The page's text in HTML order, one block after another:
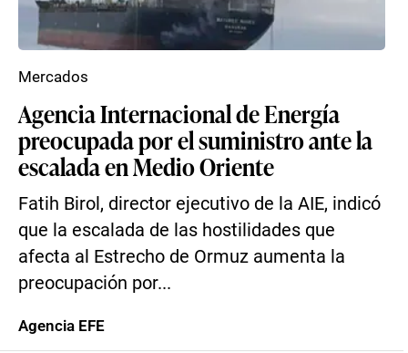
Agencia Internacional de Energía
preocupada por el suministro ante la
escalada en Medio Oriente
Fatih Birol, director ejecutivo de la AIE, indicó
que la escalada de las hostilidades que
afecta al Estrecho de Ormuz aumenta la
preocupación por...
Mercados
Agencia EFE